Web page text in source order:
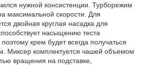
нужной консистенции. Турборежим
максимальной скорости. Для
двойная круглая насадка для
насыщению теста
крем будет всегда получаться
Миксер комплектуется чашей объемом
вращения на подставке,